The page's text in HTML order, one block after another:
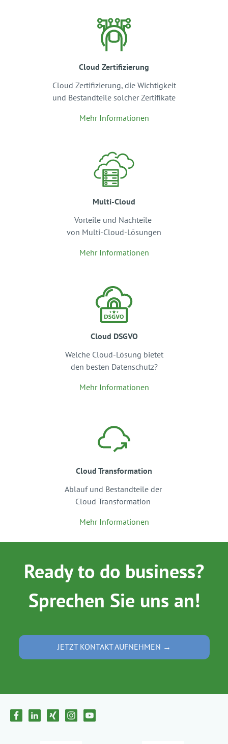
Cloud Zertifizierung
Cloud Zertifizierung, die Wichtigkeit
und Bestandteile solcher Zertifikate
Mehr Informationen
Multi-Cloud
Vorteile und Nachteile
von Multi-Cloud-Lösungen
Mehr Informationen
Cloud DSGVO
Welche Cloud-Lösung bietet
den besten Datenschutz?
Mehr Informationen
Cloud Transformation
Ablauf und Bestandteile der
Cloud Transformation
Mehr Informationen
Ready to do business?
Sprechen Sie uns an!
JETZT KONTAKT AUFNEHMEN →